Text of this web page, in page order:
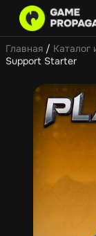
Главная / Каталог
Support Starter